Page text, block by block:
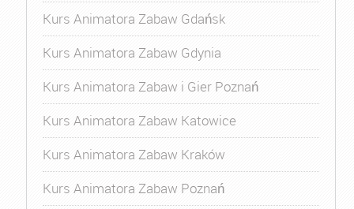
Kurs Animatora Zabaw Gdańsk
Kurs Animatora Zabaw Gdynia
Kurs Animatora Zabaw i Gier Poznań
Kurs Animatora Zabaw Katowice
Kurs Animatora Zabaw Kraków
Kurs Animatora Zabaw Poznań